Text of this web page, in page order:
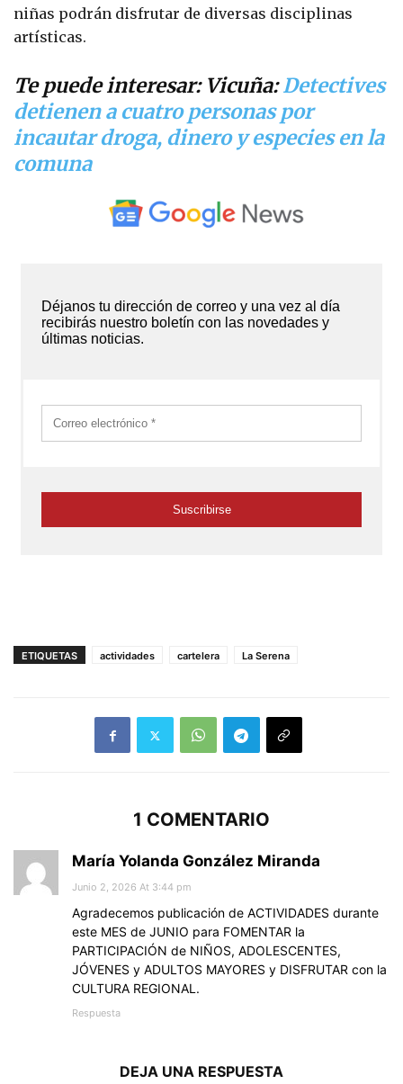
niñas podrán disfrutar de diversas disciplinas
artísticas.
Te puede interesar: Vicuña:Detectives
detienen a cuatro personas por
incautar droga, dinero y especies en la
comuna
ETIQUETAS actividades cartelera La Serena
1 COMENTARIO
María Yolanda González Miranda
Junio 2, 2026 At 3:44 pm
Agradecemos publicación de ACTIVIDADES durante
este MES de JUNIO para FOMENTAR la
PARTICIPACIÓN de NIÑOS, ADOLESCENTES,
JÓVENES y ADULTOS MAYORES y DISFRUTAR con la
CULTURA REGIONAL.
Respuesta
DEJA UNA RESPUESTA